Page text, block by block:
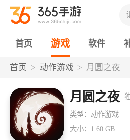
首页 游戏 软件
首页 动作游戏 月圆之夜
月圆之夜
类型：动作游戏
大小：1.60 GB